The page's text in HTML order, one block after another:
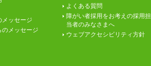
メッセージ
のメッセージ
よくある質問
障がい者採用をお考えの採用担
当者のみなさまへ
ウェブアクセシビリティ方針